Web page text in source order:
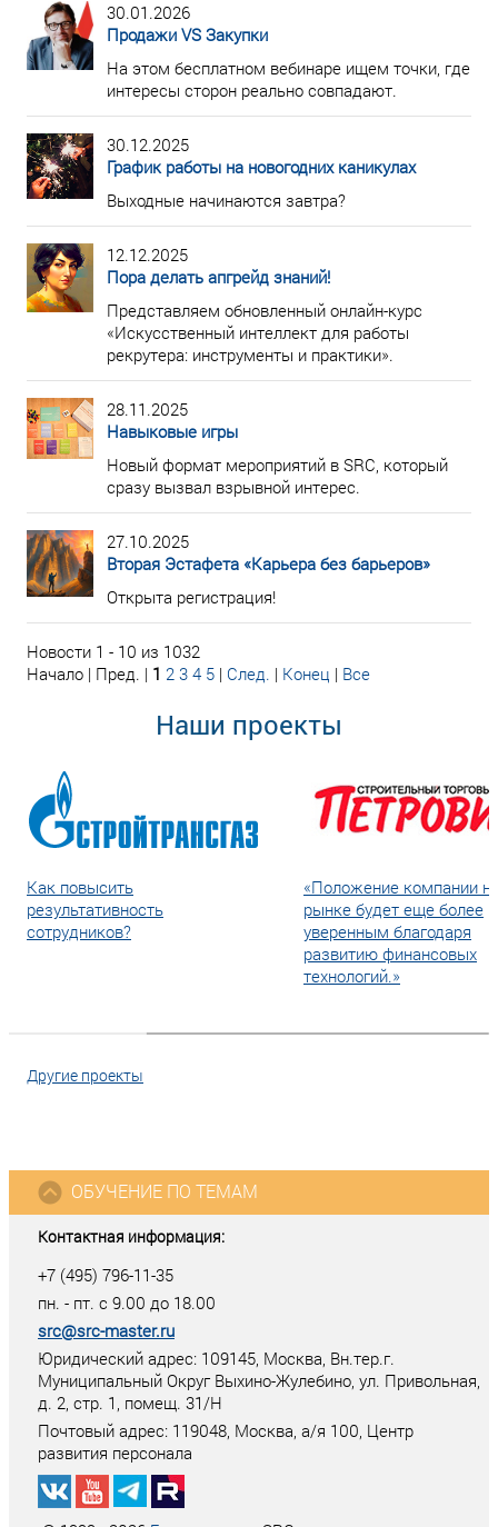
30.01.2026
Продажи VS Закупки
На этом бесплатном вебинаре ищем точки, где
интересы сторон реально совпадают.
30.12.2025
График работы на новогодних каникулах
Выходные начинаются завтра?
12.12.2025
Пора делать апгрейд знаний!
Представляем обновленный онлайн-курс
«Искусственный интеллект для работы
рекрутера: инструменты и практики».
28.11.2025
Навыковые игры
Новый формат мероприятий в SRC, который
сразу вызвал взрывной интерес.
27.10.2025
Вторая Эстафета «Карьера без барьеров»
Открыта регистрация!
Новости 1 - 10 из 1032
Начало | Пред. | 1 2 3 4 5 | След. | Конец | Все
Наши проекты
Как повысить
результативность
сотрудников?
«Положение компании
рынке будет еще более
уверенным благодаря
развитию финансовых
технологий.»
Другие проекты
Контактная информация:
+7 (495) 796-11-35
пн. - пт. с 9.00 до 18.00
src@src-master.ru
Юридический адрес: 109145, Москва, Вн.тер.г.
Муниципальный Округ Выхино-Жулебино, ул. Привольная,
д. 2, стр. 1, помещ. 31/Н
Почтовый адрес: 119048, Москва, а/я 100, Центр
развития персонала
ОБУЧЕНИЕ ПО ТЕМАМ